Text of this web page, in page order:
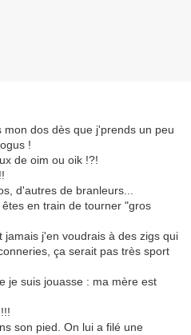
dos dès que j'prends un peu
!
de oim ou oik !?!
d'autres de branleurs...
en train de tourner "gros
jamais j'en voudrais à des zigs qui
ça serait pas très sport
je suis jouasse : ma mère est
son pied. On lui a filé une